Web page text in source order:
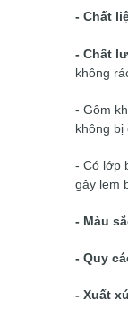
- Chất
- Chất
không
- Gôm
không bị
- Có lớp
gây lem
- Màu
- Quy
- Xuất